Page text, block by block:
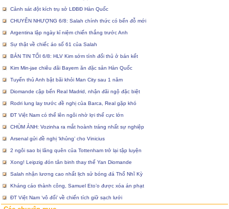
Cảnh sát đột kích trụ sở LĐBĐ Hàn Quốc
CHUYỂN NHƯỢNG 6/8: Salah chính thức có bến đỗ mới
Argentina lập ngày kỉ niệm chiến thắng trước Anh
Sự thật về chiếc áo số 61 của Salah
BẢN TIN TỐI 6/8: HLV Kim sớm tính đối thủ ở bán kết
Kim Min-jae chiêu đãi Bayern ăn đặc sản Hàn Quốc
Tuyển thủ Anh bật bãi khỏi Man City sau 1 năm
Diomande cập bến Real Madrid, nhận đãi ngộ đặc biệt
Rodri lung lay trước đề nghị của Barca, Real gặp khó
ĐT Việt Nam có thể lên ngôi nhờ lợi thế cực lớn
CHÙM ẢNH: Vozinha ra mắt hoành tráng nhất sự nghiệp
Arsenal gửi đề nghị ‘khủng’ cho Vinicius
2 ngôi sao bị lãng quên của Tottenham trở lại tập luyện
Xong! Leipzig đón tân binh thay thế Yan Diomande
Salah nhận lương cao nhất lịch sử bóng đá Thổ Nhĩ Kỳ
Kháng cáo thành công, Samuel Eto’o được xóa án phạt
ĐT Việt Nam ‘vô đối’ về chiến tích giữ sạch lưới